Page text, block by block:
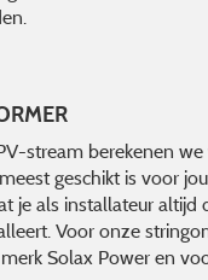
stream berekenen
geschikt is voor
je als installateur altijd
Voor onze
Solax Power en